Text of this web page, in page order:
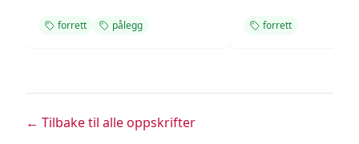
forrett pålegg forrett
← Tilbake til alle oppskrifter